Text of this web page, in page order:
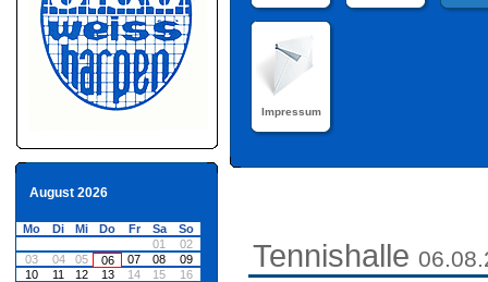
August 2026
Mo Di Mi Do Fr Sa
So
01
02
03
04 05 06 07 08
09
10
11 12 13 14 15
16
Impressum
Tennishalle